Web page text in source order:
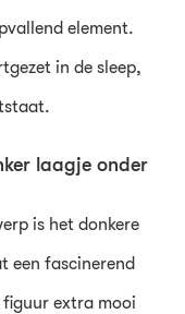
element.
in de sleep,
laagje onder
is het donkere
een fascinerend
extra mooi